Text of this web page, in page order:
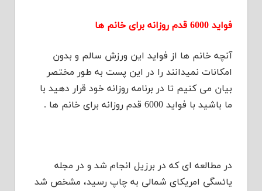
فواید 6000 قدم روزانه برای خانم ها
آنچه خانم ها از فواید این ورزش سالم و بدون
امکانات نمیدانند را در این پست به طور مختصر
بیان می کنیم تا در برنامه روزانه خود قرار دهید با
ما باشید با فواید 6000 قدم روزانه برای خانم ها .
در مطالعه ای که در برزیل انجام شد و در مجله
یائسگی امریکای شمالی به چاپ رسید، مشخص شد